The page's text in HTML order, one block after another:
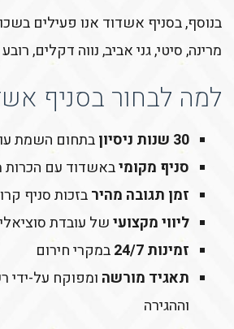
בנוסף, בסניף אשדוד אנו פעילים
מרינה, סיטי, גני אביב, נווה דקלים, רובע
למה לבחור בסניף
30 שנות ניסיון
בתחום השמת
סניף מקומיבאשדוד עם
זמן תגובה מהירבזכות סניף
ליווי מקצועישל עובדת
זמינות 24/7
במקרי חירום
תאגיד מורשה ומפוקח על-ידי
וההגירה